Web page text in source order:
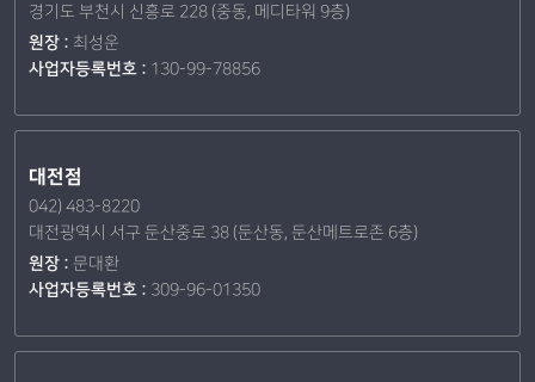
경기도 부천시 신흥로 228 (중동, 메디타워 9층)
원장 : 최성운
사업자등록번호 : 130-99-78856
대전점
042) 483-8220
대전광역시 서구 둔산중로 38 (둔산동, 둔산메트로존 6층)
원장 : 문대환
사업자등록번호 : 309-96-01350